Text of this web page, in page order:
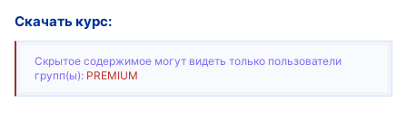
Скачать курс:
Скрытое содержимое могут видеть только пользователи
групп(ы): PREMIUM